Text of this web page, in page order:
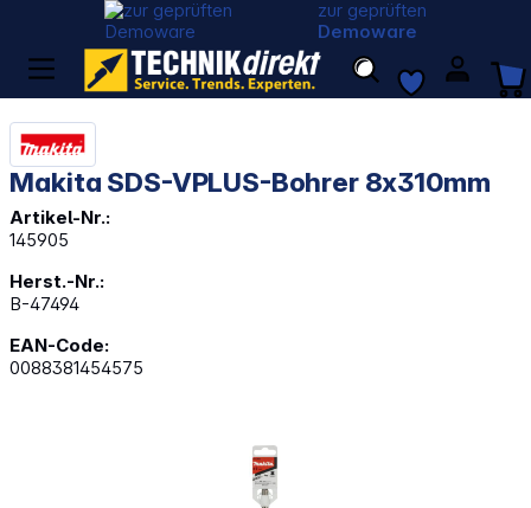
zur geprüften
Demoware
Makita SDS-VPLUS-Bohrer 8x310mm
Artikel-Nr.:
145905
Herst.-Nr.:
B-47494
EAN-Code:
0088381454575